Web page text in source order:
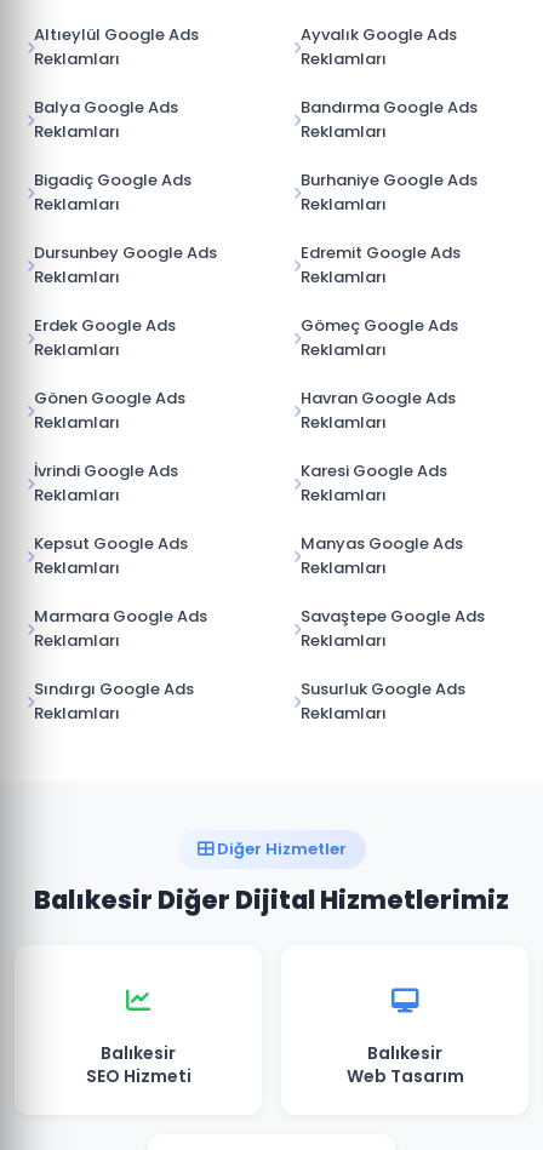
Altıeylül Google Ads
Reklamları
Ayvalık Google Ads
Reklamları
Balya Google Ads
Reklamları
Bandırma Google Ads
Reklamları
Bigadiç Google Ads
Reklamları
Burhaniye Google Ads
Reklamları
Dursunbey Google Ads
Reklamları
Edremit Google Ads
Reklamları
Erdek Google Ads
Reklamları
Gömeç Google Ads
Reklamları
Gönen Google Ads
Reklamları
Havran Google Ads
Reklamları
İvrindi Google Ads
Reklamları
Karesi Google Ads
Reklamları
Kepsut Google Ads
Reklamları
Manyas Google Ads
Reklamları
Marmara Google Ads
Reklamları
Savaştepe Google Ads
Reklamları
Sındırgı Google Ads
Reklamları
Susurluk Google Ads
Reklamları
Diğer Hizmetler
Balıkesir Diğer Dijital Hizmetlerimiz
Balıkesir
SEO Hizmeti
Balıkesir
Web Tasarım